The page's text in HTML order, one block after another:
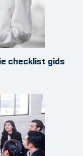
checklist gids